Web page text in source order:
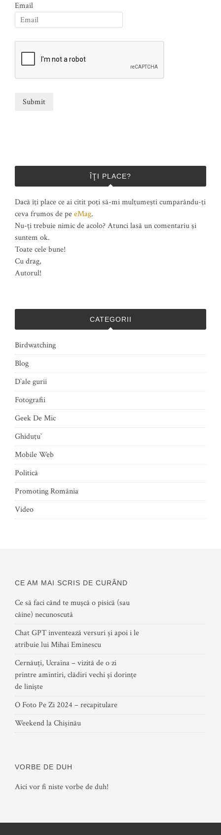
Email
ÎŢI PLACE?
Dacă îţi place ce ai citit poţi să-mi mulţumeşti cumparându-ţi
ceva frumos de peeMag.
Nu-ți trebuie nimic de acolo? Atunci lasă un comentariu şi
suntem ok.
Toate cele bune!
Cu drag,
Autorul!
CATEGORII
Birdwatching
Blog
D`ale gurii
Fotografii
Geek De Mic
Ghiduţu`
Mobile Web
Politică
Promoting România
Video
CE AM MAI SCRIS DE CURÂND
Ce să faci când te mușcă o pisică (sau
câine) necunoscută
Chat GPT inventează versuri și apoi i le
atribuie lui Mihai Eminescu
Cernăuți, Ucraina – vizită de o zi
printre amintiri, clădiri vechi și dorințe
de liniște
O Foto Pe Zi 2024 – recapitulare
Weekend la Chișinău
VORBE DE DUH
Aici vor fi niste vorbe de duh!